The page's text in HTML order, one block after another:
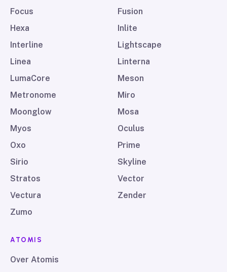
Focus
Fusion
Hexa
Inlite
Interline
Lightscape
Linea
Linterna
LumaCore
Meson
Metronome
Miro
Moonglow
Mosa
Myos
Oculus
Oxo
Prime
Sirio
Skyline
Stratos
Vector
Vectura
Zender
Zumo
ATOMIS
Over Atomis